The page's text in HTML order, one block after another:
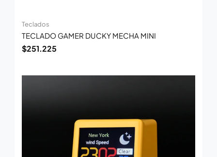
Teclados
TECLADO GAMER DUCKY MECHA MINI
$251.225